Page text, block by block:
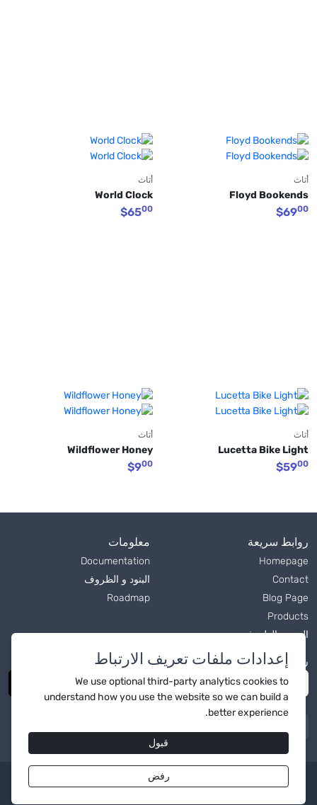
أثاث
Floyd Bookends
$6900
أثاث
World Clock
$6500
أثاث
Lucetta Bike Light
$5900
أثاث
Wildflower Honey
$900
روابط سريعة
Homepage
Contact
Blog Page
Products
البنود و الظروف
معلومات
Documentation
البنود و الظروف
Roadmap
رسالة إخبارية
Powered by OmniCart
إعدادات ملفات تعريف الارتباط
We useoptionalthird-party analytics cookies to
understand how you use the website so we can build a
better experience.
قبول
رفض